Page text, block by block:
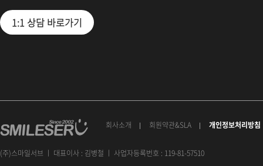
1:1 상담 바로가기
회사소개 회원약관&SLA 개인정보처리방침
(주)스마일서브 ㅣ 대표이사 : 김병철 ㅣ 사업자등록번호 : 119-81-57510